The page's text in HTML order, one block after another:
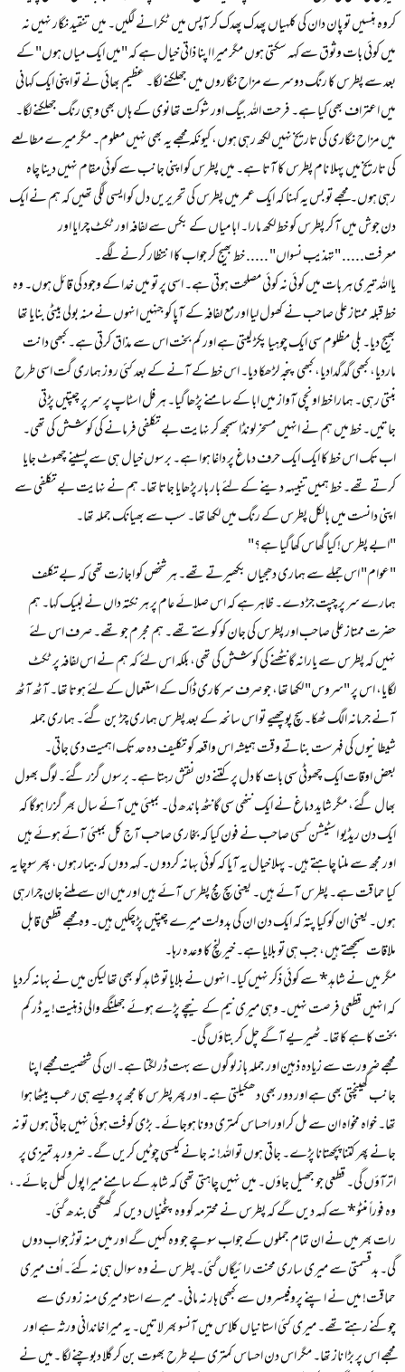
کروہ ہنسیں تو پان دان کی کلہیاں پھدک پھدک کر آپس میں ٹکرانے لگیں۔ میں تنقید نگار نہیں نہ
میں کوئی بات وثوق سے کہہ سکتی ہوں مگر میرا اپنا ذاتی خیال ہے کہ "میں ایک میاں ہوں" کے
بعد سے پطرس کا رنگ دوسرے مزاح نگاروں میں جھلکنے لگا۔ عظیم بھائی نے تو اپنی ایک کہانی
میں اعتراف بھی کیا ہے۔ فرحت الله بیگ اور شوکت تھانوی کے ہاں بھی وہی رنگ جھلکنے لگا۔
میں مزاح نگاری کی تاریخ نہیں لکھ رہی ہوں، کیونکہ مجھے یہ بھی نہیں معلوم۔ مگر میرے مطالعے
کی تاریخ میں پہلا نام پطرس کا آتا ہے۔ میں پطرس کو اپنی جانب سے کوئی مقام نہیں دینا چاہ
رہی ہوں۔ مجھے تو بس یہ کہنا کہ ایک عمر میں پطرس کی تحریریں دل کو ایسی لگی تھیں کہ ہم نے ایک
دن جوش میں آ کر پطرس کو خط لکھ مارا۔ ابا میاں کے بکس سے لفافہ اور ٹکٹ چرایا اور
معرفت..... "تہذیب نسواں" ..... خط بھیج کر جواب کا انتظار کرنے لگے۔
یاالله تیری ہر بات میں کوئی نہ کوئی مصلحت ہوتی ہے۔ اسی پر تو میں خدا کے وجود کی قائل ہوں۔ وہ
خط قبلہ ممتاز علی صاحب نے کھول لیا اور مع لفافہ کے آپا کو جنہیں انہوں نے منہ بولی بیٹی بنایا تھا
بھیج دیا۔ بلی مظلوم سی ایک چوہیا پکڑ لیتی ہے اور کم بخت اس سے مذاق کرتی ہے۔ کبھی دانت
ماردیا، کبھی گدگدادیا، کبھی پنجہ لڑھکا دیا۔ اس خط کے آنے کے بعد کئی روز ہماری گت اسی طرح
بنتی رہی۔ ہمارا خط اونچی آواز میں ابا کے سامنے پڑھا گیا۔ ہر فل اسٹاپ پر سر پر چپتیں پڑتی
جاتیں۔ خط میں ہم نے انہیں مسخر لونڈا سمجھ کر نہایت بے تکلفی فرمانے کی کوشش کی تھی۔
اب تک اس خط کا ایک ایک حرف دماغ پر داغا ہوا ہے۔ برسوں خیال ہی سے پسینے چھوٹ جایا
کرتے تھے۔ خط ہمیں تنبیہہ دینے کے لئے بار بار پڑھایا جاتا تھا۔ ہم نے نہایت بے تکلفی سے
اپنی دانست میں بالکل پطرس کے رنگ میں لکھا تھا۔ سب سے بھیانک جملہ تھا۔
"ابے پطرس! کیا گھاس کھاگیا ہے؟"
"عوام" اس جملے سے ہماری دھجیاں بکھیرتے تھے۔ ہر شخص کو اجازت تھی کہ بے تکلف
ہمارے سر پر چپت جڑ دے۔ ظاہرہے کہ اس صلائے عام پر ہرنکتہ داں نے لبیک کہا۔ ہم
حضرت ممتاز علی صاحب اور پطرس کی جان کو کوستے تھے۔ ہم مجرم جو تھے۔ صرف اس لئے
نہیں کہ پطرس سے یارانہ گانٹھنے کی کوشش کی تھی، بلکہ اس لئے کہ ہم نے اس لفافہ پر ٹکٹ
لگایا، اس پر "سروس" لکھا تھا، جو صرف سرکاری ڈاک کے استعمال کے لئے ہوتا تھا۔ آٹھ آٹھ
آنے جرمانہ الگ ٹھکا۔ سچ پوچھیے تو اس سانحہ کے بعد پطرس ہماری چڑ بن گئے۔ ہماری جملہ
شیطانیوں کی فہرست بناتے وقت ہمیشہ اس واقعہ کو تکلیف دہ حد تک اہمیت دی جاتی۔
بعض اوقات ایک چھوٹی سی بات کا دل پر کتنے دن نقش رہتا ہے۔ برسوں گزر گئے۔ لوگ بھول
بھال گئے، مگر شاید دماغ نے ایک ننھی سی گانٹھ باندھ لی۔ بمبئی میں آئے سال بھر گزرا ہوگا کہ
ایک دن ریڈیو اسٹیشن کسی صاحب نے فون کیا کہ بخاری صاحب آج کل بمبئی آئے ہوئے ہیں
اور مجھ سے ملنا چاہتے ہیں۔ پہلا خیال یہ آیا کہ کوئی بہانہ کردو ں۔ کہہ دوں کہ بیمار ہوں، پھر سوچا یہ
کیا حماقت ہے۔ پطرس آئے ہیں۔ یعنی سچ مچ پطرس آئے ہیں اور میں ان سے ملنے جان چرارہی
ہوں۔ یعنی ان کو کیا پتہ کہ ایک دن ان کی بدولت میرے چپتیں پڑچکیں ہیں۔ وہ مجھے قطعی قابل
ملاقات سمجھتے ہیں، جب ہی تو بلایا ہے۔ خیر لنچ کا وعدہ رہا۔
مگر میں نے شاہد* سے کوئی ذکر نہیں کیا۔ انہوں نے بلایا تو شاہد کو بھی تھا لیکن میں نے بہانہ کردیا
کہ انہیں قطعی فرصت نہیں۔ وہی میری نیم کے نیچے پڑے ہوئے جھلنگے والی ذہنیت! یہ ڈر کم
بخت کاہے کاتھا۔ ٹھیریے آگے چل کر بتاؤں گی۔
مجھے ضرورت سے زیادہ ذہین اور جملہ باز لوگوں سے بہت ڈر لگتا ہے۔ ان کی شخصیت مجھے اپنا
جانب کھینچتی بھی ہے اور دور بھی دھکیلتی ہے۔ اور پھر پطرس کا مجھ پر ویسے ہی رعب بیٹھا ہوا
تھا۔ خواہ مخواہ ان سے مل کر اور احساس کمتری دونا ہوجائے۔ بڑی کوفت ہوئی نہیں جاتی ہوں تو نہ
جانے پھر کتنا پچھتانا پڑے۔ جاتی ہوں تو الله! نہ جانے کیسی چوٹیں کریں گے۔ ضرور بدتمیزی پر
اترآؤں گی۔ قطعی جو جھیل جاؤں۔ میں نہیں چاہتی تھی کہ شاہد کے سامنے میرا پول کھل جائے۔،
وہ فوراً منٹو* سے کہہ دیں گے کہ پطرس نے محترمہ کو وہ پٹخنیاں دیں کہ گھگھی بندھ گئی۔
رات بھر میں نے ان تمام جملوں کے جواب سوچے جو وہ کہیں گے اور میں منہ توڑ جواب دوں
گی۔ بدقسمتی سے میری ساری محنت رائیگاں گئی۔ پطرس نے وہ سوال ہی نہ کئے۔ اُف میری
حماقت! میں نے اپنے پروفیسروں سے کبھی ہار نہ مانی۔ میرے استاد میری منہ زوری سے
چوکنے رہتے تھے۔ میری کئی استانیاں کلاس میں آنسو بھر لاتیں۔ یہ میرا خاندانی ورثہ ہے اور
مجھے اس پر بڑا ناز تھا۔ مگر اس دن احساس کمتری بے طرح بھوت بن کر گلا دبوچنے لگا ۔میں نے